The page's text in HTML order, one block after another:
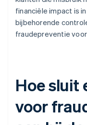
financiële impact is
bijbehorende
fraudepreventie
Hoe sluit
voor